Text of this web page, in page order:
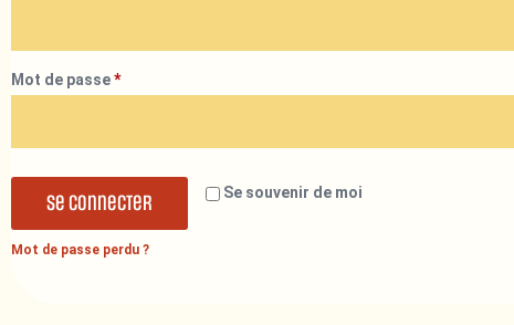
Mot de passe*
Se souvenir de moi
Se connecter
Mot de passe perdu ?